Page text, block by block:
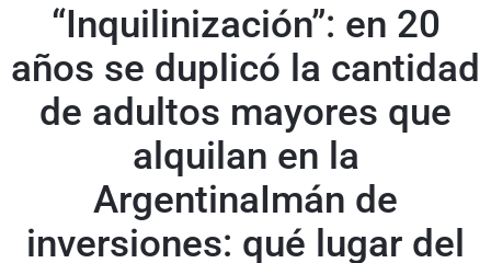
“Inquilinización”: en 20
años se duplicó la cantidad
de adultos mayores que
alquilan en la
ArgentinaImán de
inversiones: qué lugar del